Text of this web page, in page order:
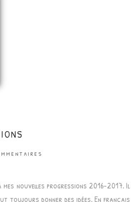
nouvelles progressions 2016-2017. Il
toujours donner des idées. En français